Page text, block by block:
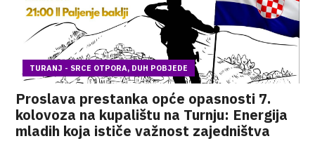
TURANJ - SRCE OTPORA, DUH POBJEDE
Proslava prestanka opće opasnosti 7.
kolovoza na kupalištu na Turnju: Energija
mladih koja ističe važnost zajedništva